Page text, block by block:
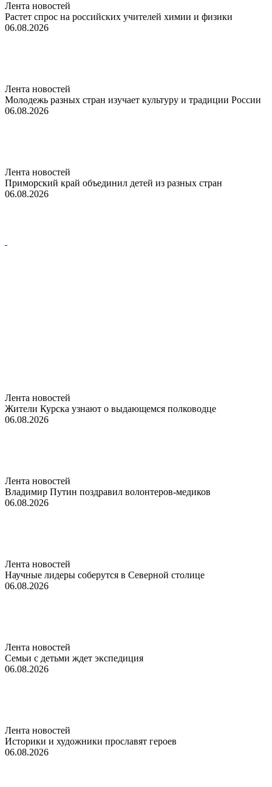
Лента новостей
Растет спрос на российских учителей химии и физики
06.08.2026
Лента новостей
Молодежь разных стран изучает культуру и традиции России
06.08.2026
Лента новостей
Приморский край объединил детей из разных стран
06.08.2026
Лента новостей
Жители Курска узнают о выдающемся полководце
06.08.2026
Лента новостей
Владимир Путин поздравил волонтеров-медиков
06.08.2026
Лента новостей
Научные лидеры соберутся в Северной столице
06.08.2026
Лента новостей
Семьи с детьми ждет экспедиция
06.08.2026
Лента новостей
Историки и художники прославят героев
06.08.2026